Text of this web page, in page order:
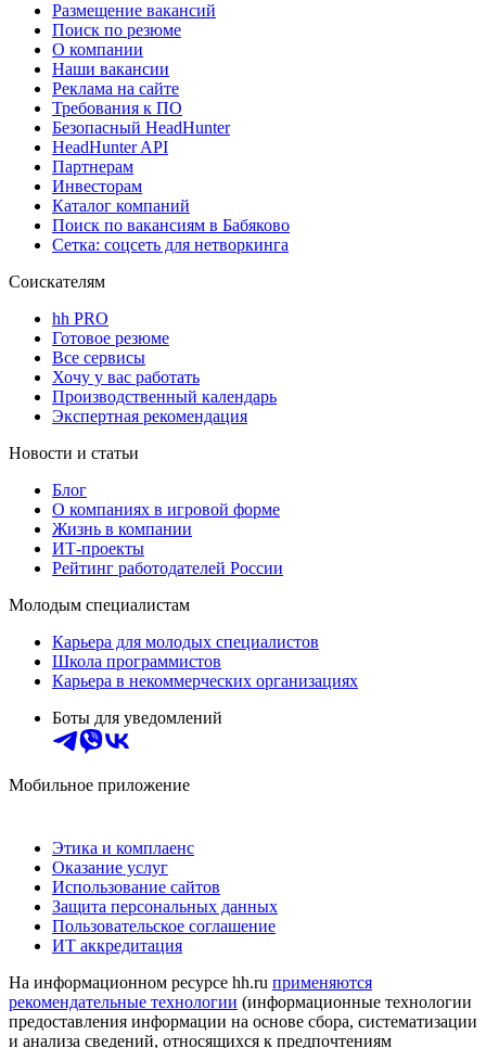
Размещение вакансий
Поиск по резюме
О компании
Наши вакансии
Реклама на сайте
Требования к ПО
Безопасный HeadHunter
HeadHunter API
Партнерам
Инвесторам
Каталог компаний
Поиск по вакансиям в Бабяково
Сетка: соцсеть для нетворкинга
Соискателям
hh PRO
Готовое резюме
Все сервисы
Хочу у вас работать
Производственный календарь
Экспертная рекомендация
Новости и статьи
Блог
О компаниях в игровой форме
Жизнь в компании
ИТ-проекты
Рейтинг работодателей России
Молодым специалистам
Карьера для молодых специалистов
Школа программистов
Карьера в некоммерческих организациях
Боты для уведомлений
Мобильное приложение
Этика и комплаенс
Оказание услуг
Использование сайтов
Защита персональных данных
Пользовательское соглашение
ИТ аккредитация
На информационном ресурсе hh.ru применяются
рекомендательные технологии (информационные технологии
предоставления информации на основе сбора, систематизации
и анализа сведений, относящихся к предпочтениям